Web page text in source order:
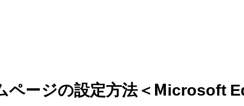
ページの設定方法＜Microsoft